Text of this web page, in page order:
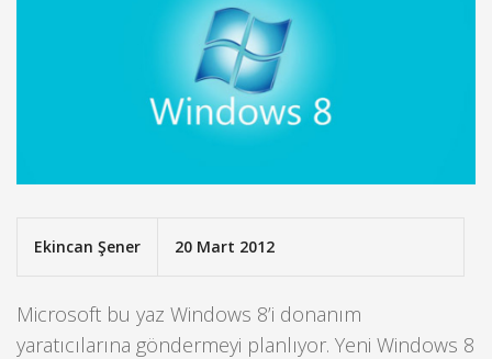
Ekincan Şener 20 Mart 2012
Microsoft bu yaz Windows 8’i donanım
yaratıcılarına göndermeyi planlıyor. Yeni Windows 8